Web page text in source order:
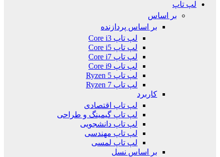
لپ تاپ
بر اساس
بر اساس پردازنده
لپ تاپ Core i3
لپ تاپ Core i5
لپ تاپ Core i7
لپ تاپ Core i9
لپ تاپ Ryzen 5
لپ تاپ Ryzen 7
کاربرد
لپ تاپ اقتصادی
لپ تاپ گیمینگ و طراحی
لپ تاپ دانشجویی
لپ تاپ مهندسی
لپ تاپ لمسی
بر اساس نسل